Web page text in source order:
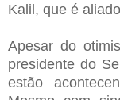
Kalil, que é
Apesar do
presidente do
estão